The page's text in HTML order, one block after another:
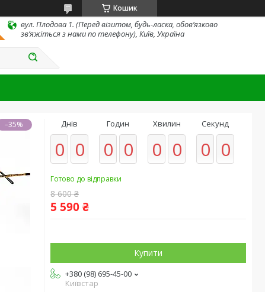
Кошик
вул. Плодова 1. (Перед візитом, будь-ласка, обов’язково
зв’яжіться з нами по телефону), Київ, Україна
–35% Днів
0 0
Годин
0 0
Хвилин
0 0
Секунд
0 0
Готово до відправки
8 600 ₴
5 590 ₴
Купити
+380 (98) 695-45-00
Київстар